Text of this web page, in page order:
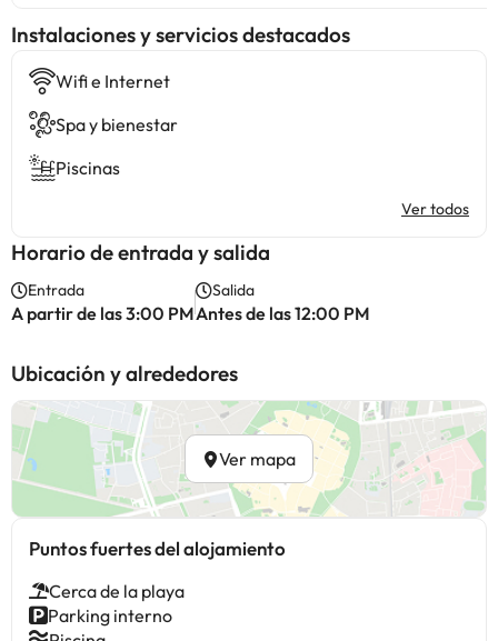
Instalaciones y servicios destacados
Wifi e Internet
Spa y bienestar
Piscinas
Ver todos
Horario de entrada y salida
Entrada
A partir de las 3:00 PM
Salida
Antes de las 12:00 PM
Ubicación y alrededores
Ver mapa
Puntos fuertes del alojamiento
Cerca de la playa
Parking interno